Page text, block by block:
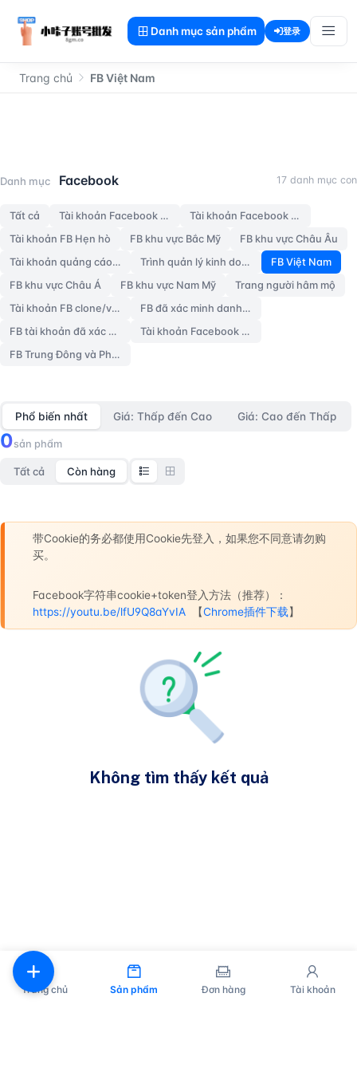
Danh mục sản phẩm 登录
Trang chủ FB Việt Nam
FB Việt Nam
Danh mục Facebook 17 danh mục con
Tất cả Tài khoản Facebook mới
Tài khoản Facebook Old
Tài khoản FB Hẹn hò
FB khu vực Bắc Mỹ
FB khu vực Châu Âu
Tài khoản quảng cáo FB
Trình quản lý kinh doanh BM
FB Việt Nam
FB khu vực Châu Á
FB khu vực Nam Mỹ
Trang người hâm mộ
Tài khoản FB clone/via hack
FB đã xác minh danh tính lần 2
FB tài khoản đã xác minh 3 bước
Tài khoản Facebook quốc gia ngẫu nhiên cũ [chưa bật 2FA]
FB Trung Đông và Phi Trung Nam Bộ Old Accounts
Phổ biến nhất Giá: Thấp đến Cao Giá: Cao đến Thấp
0sản phẩm
Tất cả Còn hàng
带Cookie的务必都使用Cookie先登入，如果您不同意请勿购
买。
Facebook字符串cookie+token登入方法（推荐）：
https://youtu.be/lfU9Q8aYvIA 【Chrome插件下载】
Không tìm thấy kết quả
Trang chủ Sản phẩm Đơn hàng Tài khoản